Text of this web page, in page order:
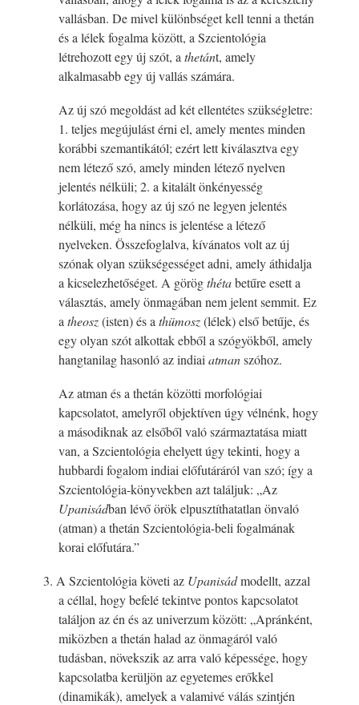
vallásban. De mivel különbséget kell tenni a thetán
és a lélek fogalma között, a Szcientológia
létrehozott egy új szót, a thetánt, amely
alkalmasabb egy új vallás számára.
Az új szó megoldást ad két ellentétes szükségletre:
1. teljes megújulást érni el, amely mentes minden
korábbi szemantikától; ezért lett kiválasztva egy
nem létező szó, amely minden létező nyelven
jelentés nélküli; 2. a kitalált önkényesség
korlátozása, hogy az új szó ne legyen jelentés
nélküli, még ha nincs is jelentése a létező
nyelveken. Összefoglalva, kívánatos volt az új
szónak olyan szükségességet adni, amely áthidalja
a kicselezhetőséget. A görögthétabetűre esett a
választás, amely önmagában nem jelent semmit. Ez
a theosz(isten) és a thümosz(lélek) első betűje, és
egy olyan szót alkottak ebből a szógyökből, amely
hangtanilag hasonló az indiai atmanszóhoz.
Az atman és a thetán közötti morfológiai
kapcsolatot, amelyről objektíven úgy vélnénk, hogy
a másodiknak az elsőből való származtatása miatt
van, a Szcientológia ehelyett úgy tekinti, hogy a
hubbardi fogalom indiai előfutáráról van szó; így a
Szcientológia-könyvekben azt találjuk: „Az
Upanisádban lévő örök elpusztíthatatlan önvaló
(atman) a thetán Szcientológia-beli fogalmának
korai előfutára.”
3. A Szcientológia követi az Upanisádmodellt, azzal
a céllal, hogy befelé tekintve pontos kapcsolatot
találjon az én és az univerzum között: „Apránként,
miközben a thetán halad az önmagáról való
tudásban, növekszik az arra való képessége, hogy
kapcsolatba kerüljön az egyetemes erőkkel
(dinamikák), amelyek a valamivé válás szintjén